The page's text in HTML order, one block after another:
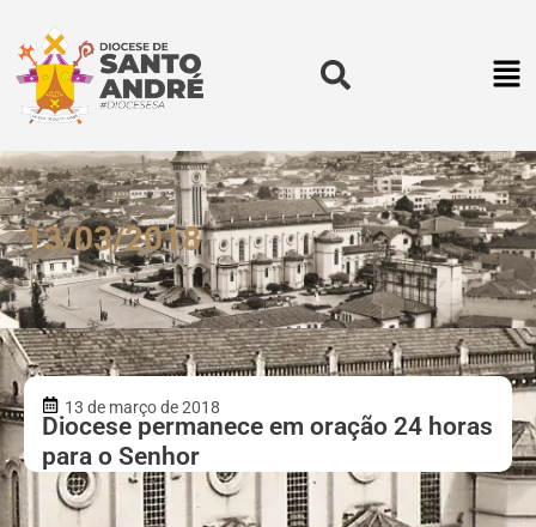
13/03/2018
13 de março de 2018
Diocese permanece em oração 24 horas
para o Senhor